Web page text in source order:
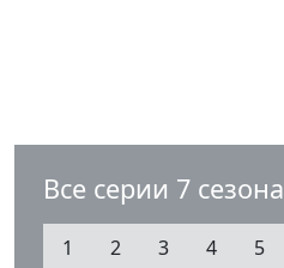
Все серии 7 сезона
1 2 3 4 5